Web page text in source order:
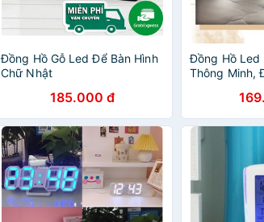
Đồng Hồ Gỗ Led Để Bàn Hình
Chữ Nhật
185.000 đ
Đồng Hồ Led
Thông Minh,